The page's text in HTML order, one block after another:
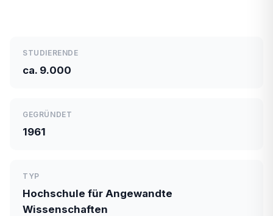
STUDIERENDE
ca. 9.000
GEGRÜNDET
1961
TYP
Hochschule für Angewandte
Wissenschaften